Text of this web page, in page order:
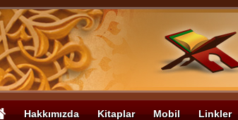
Hakkımızda Kitaplar Mobil Linkler